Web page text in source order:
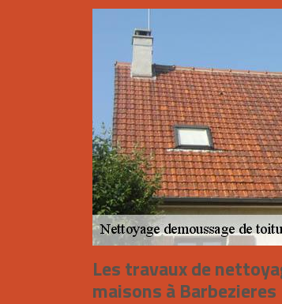
Les travaux de
maisons à Barbezieres